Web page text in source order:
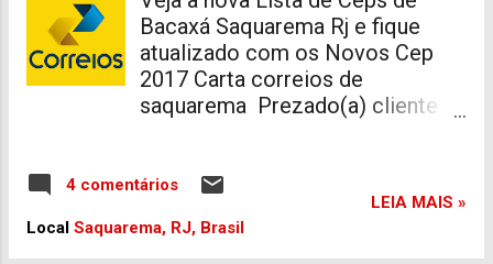
tal sair um pouco para outras
cidades próximas ? que também
tem variedades em opções para
o Lazer. Alo! turista, quem não
conhece Saquarema tem que vir
moramos desde sempre aqui e
não enjoamos de nossa cidade,
imagina para quem não conhece
Bacaxá Saquarema Rj e fique
atualizado com os Novos Cep
2017 Carta correios de
saquarema Prezado(a) cliente
passou a ter CEPs específicos
para seus logradouros, ou seja,
cada avenida, praça, rua, travessa,
4 comentários
Local Saquarema, RJ, Brasil
LEIA MAIS »